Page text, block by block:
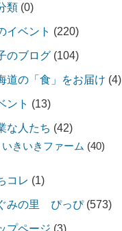
類 (0)
イベント (220)
のブログ (104)
道の「食」をお届け (4)
ント (13)
な人たち (42)
いきいきファーム (40)
コレ (1)
みの里 ぴっぴ(573)
プページ (3)